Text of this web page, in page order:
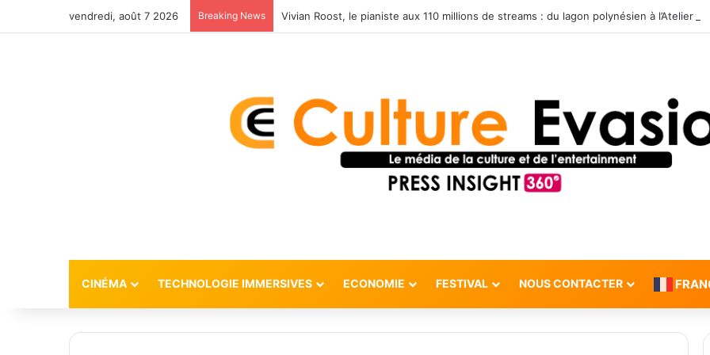
vendredi, août 7 2026 Breaking News
CINÉMA TECHNOLOGIE IMMERSIVES ECONOMIE FESTIVAL NOUS CONTACTER